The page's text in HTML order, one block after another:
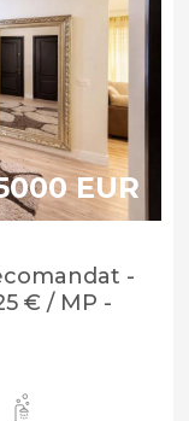
EUR
-
€ / MP -